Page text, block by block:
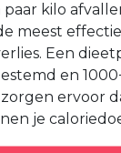
paar kilo
meest
Een
en
ervoor
je